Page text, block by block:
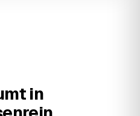
in